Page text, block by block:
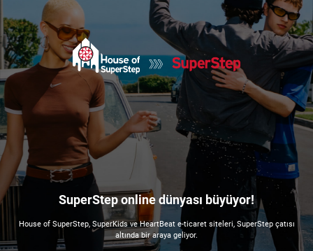
SuperStep online dünyası büyüyor!
House of SuperStep, SuperKids ve HeartBeat e-ticaret siteleri, SuperStep çatısı
altında bir araya geliyor.